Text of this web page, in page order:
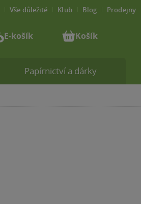
Papírnictví a dárky
Vše důležité Klub Blog Prodejny
E-košík Košík